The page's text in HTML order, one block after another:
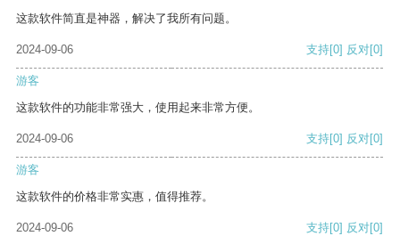
这款软件简直是神器，解决了我所有问题。
2024-09-06 支持[0] 反对[0]
游客
这款软件的功能非常强大，使用起来非常方便。
2024-09-06 支持[0] 反对[0]
游客
这款软件的价格非常实惠，值得推荐。
2024-09-06 支持[0] 反对[0]